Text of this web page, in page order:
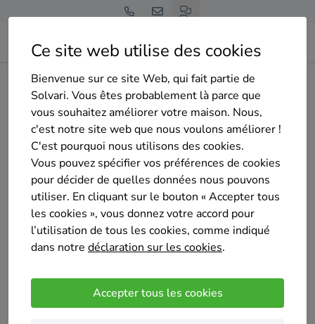
Ce site web utilise des cookies
Bienvenue sur ce site Web, qui fait partie de
Solvari. Vous êtes probablement là parce que
vous souhaitez améliorer votre maison. Nous,
c'est notre site web que nous voulons améliorer !
C'est pourquoi nous utilisons des cookies.
Vous pouvez spécifier vos préférences de cookies
pour décider de quelles données nous pouvons
utiliser. En cliquant sur le bouton « Accepter tous
les cookies », vous donnez votre accord pour
l’utilisation de tous les cookies, comme indiqué
dans notre déclaration sur les cookies.
Accepter tous les cookies
Home Isolation du sol Namur
Gesves
Chas D Rénovation sprl
Chas D Rénovation sprl
Pas encore d'évaluation
Gesves
Fort de 30 années d'expérience ,notre société vous
offre ces services et conseils dans la rénovation
complète ou partiel de votre bâtiment.